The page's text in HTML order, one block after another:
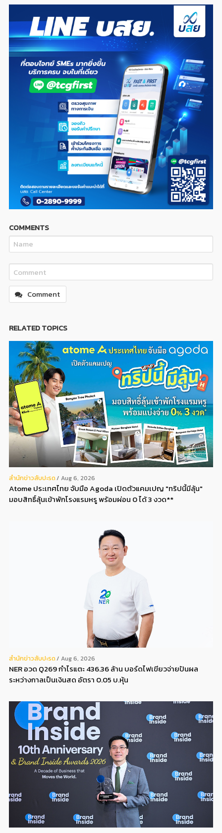
COMMENTS
Comment
RELATED TOPICS
สํานักข่าวสับปะรด Aug 6, 2026
Atome ประเทศไทย จับมือ Agoda เปิดตัวแคมเปญ "ทริปนี้มีลุ้น"
มอบสิทธิ์ลุ้นเข้าพักโรงแรมหรู พร้อมผ่อน 0 ได้ 3 งวด**
สํานักข่าวสับปะรด Aug 6, 2026
NER อวด Q269 กำไรแตะ 436.36 ล้าน บอร์ดไฟเขียวจ่ายปันผล
ระหว่างกาลเป็นเงินสด อัตรา 0.05 บ.หุ้น